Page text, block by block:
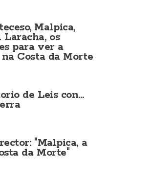
Malpica,
os
para ver a
Costa da Morte
de Leis con...
"Malpica, a
da Morte"